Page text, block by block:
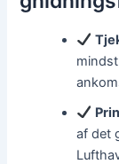
af det